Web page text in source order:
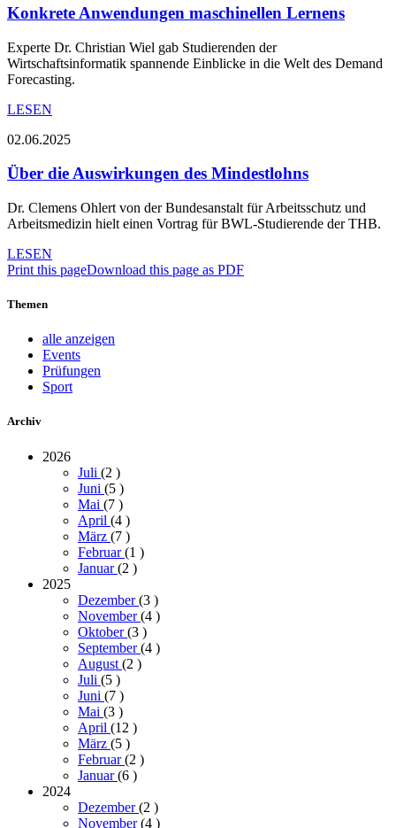
Konkrete Anwendungen maschinellen Lernens
Experte Dr. Christian Wiel gab Studierenden der
Wirtschaftsinformatik spannende Einblicke in die Welt des Demand
Forecasting.
LESEN
02.06.2025
Über die Auswirkungen des Mindestlohns
Dr. Clemens Ohlert von der Bundesanstalt für Arbeitsschutz und
Arbeitsmedizin hielt einen Vortrag für BWL-Studierende der THB.
LESEN
Print this pageDownload this page as PDF
Themen
alle anzeigen
Events
Prüfungen
Sport
Archiv
2026
Juli (2 )
Juni (5 )
Mai (7 )
April (4 )
März (7 )
Februar(1 )
Januar(2 )
2025
Dezember(3 )
November(4 )
Oktober(3 )
September(4 )
August (2 )
Juli (5 )
Juni (7 )
Mai (3 )
April (12 )
März (5 )
Februar(2 )
Januar(6 )
2024
Dezember(2 )
November(4 )